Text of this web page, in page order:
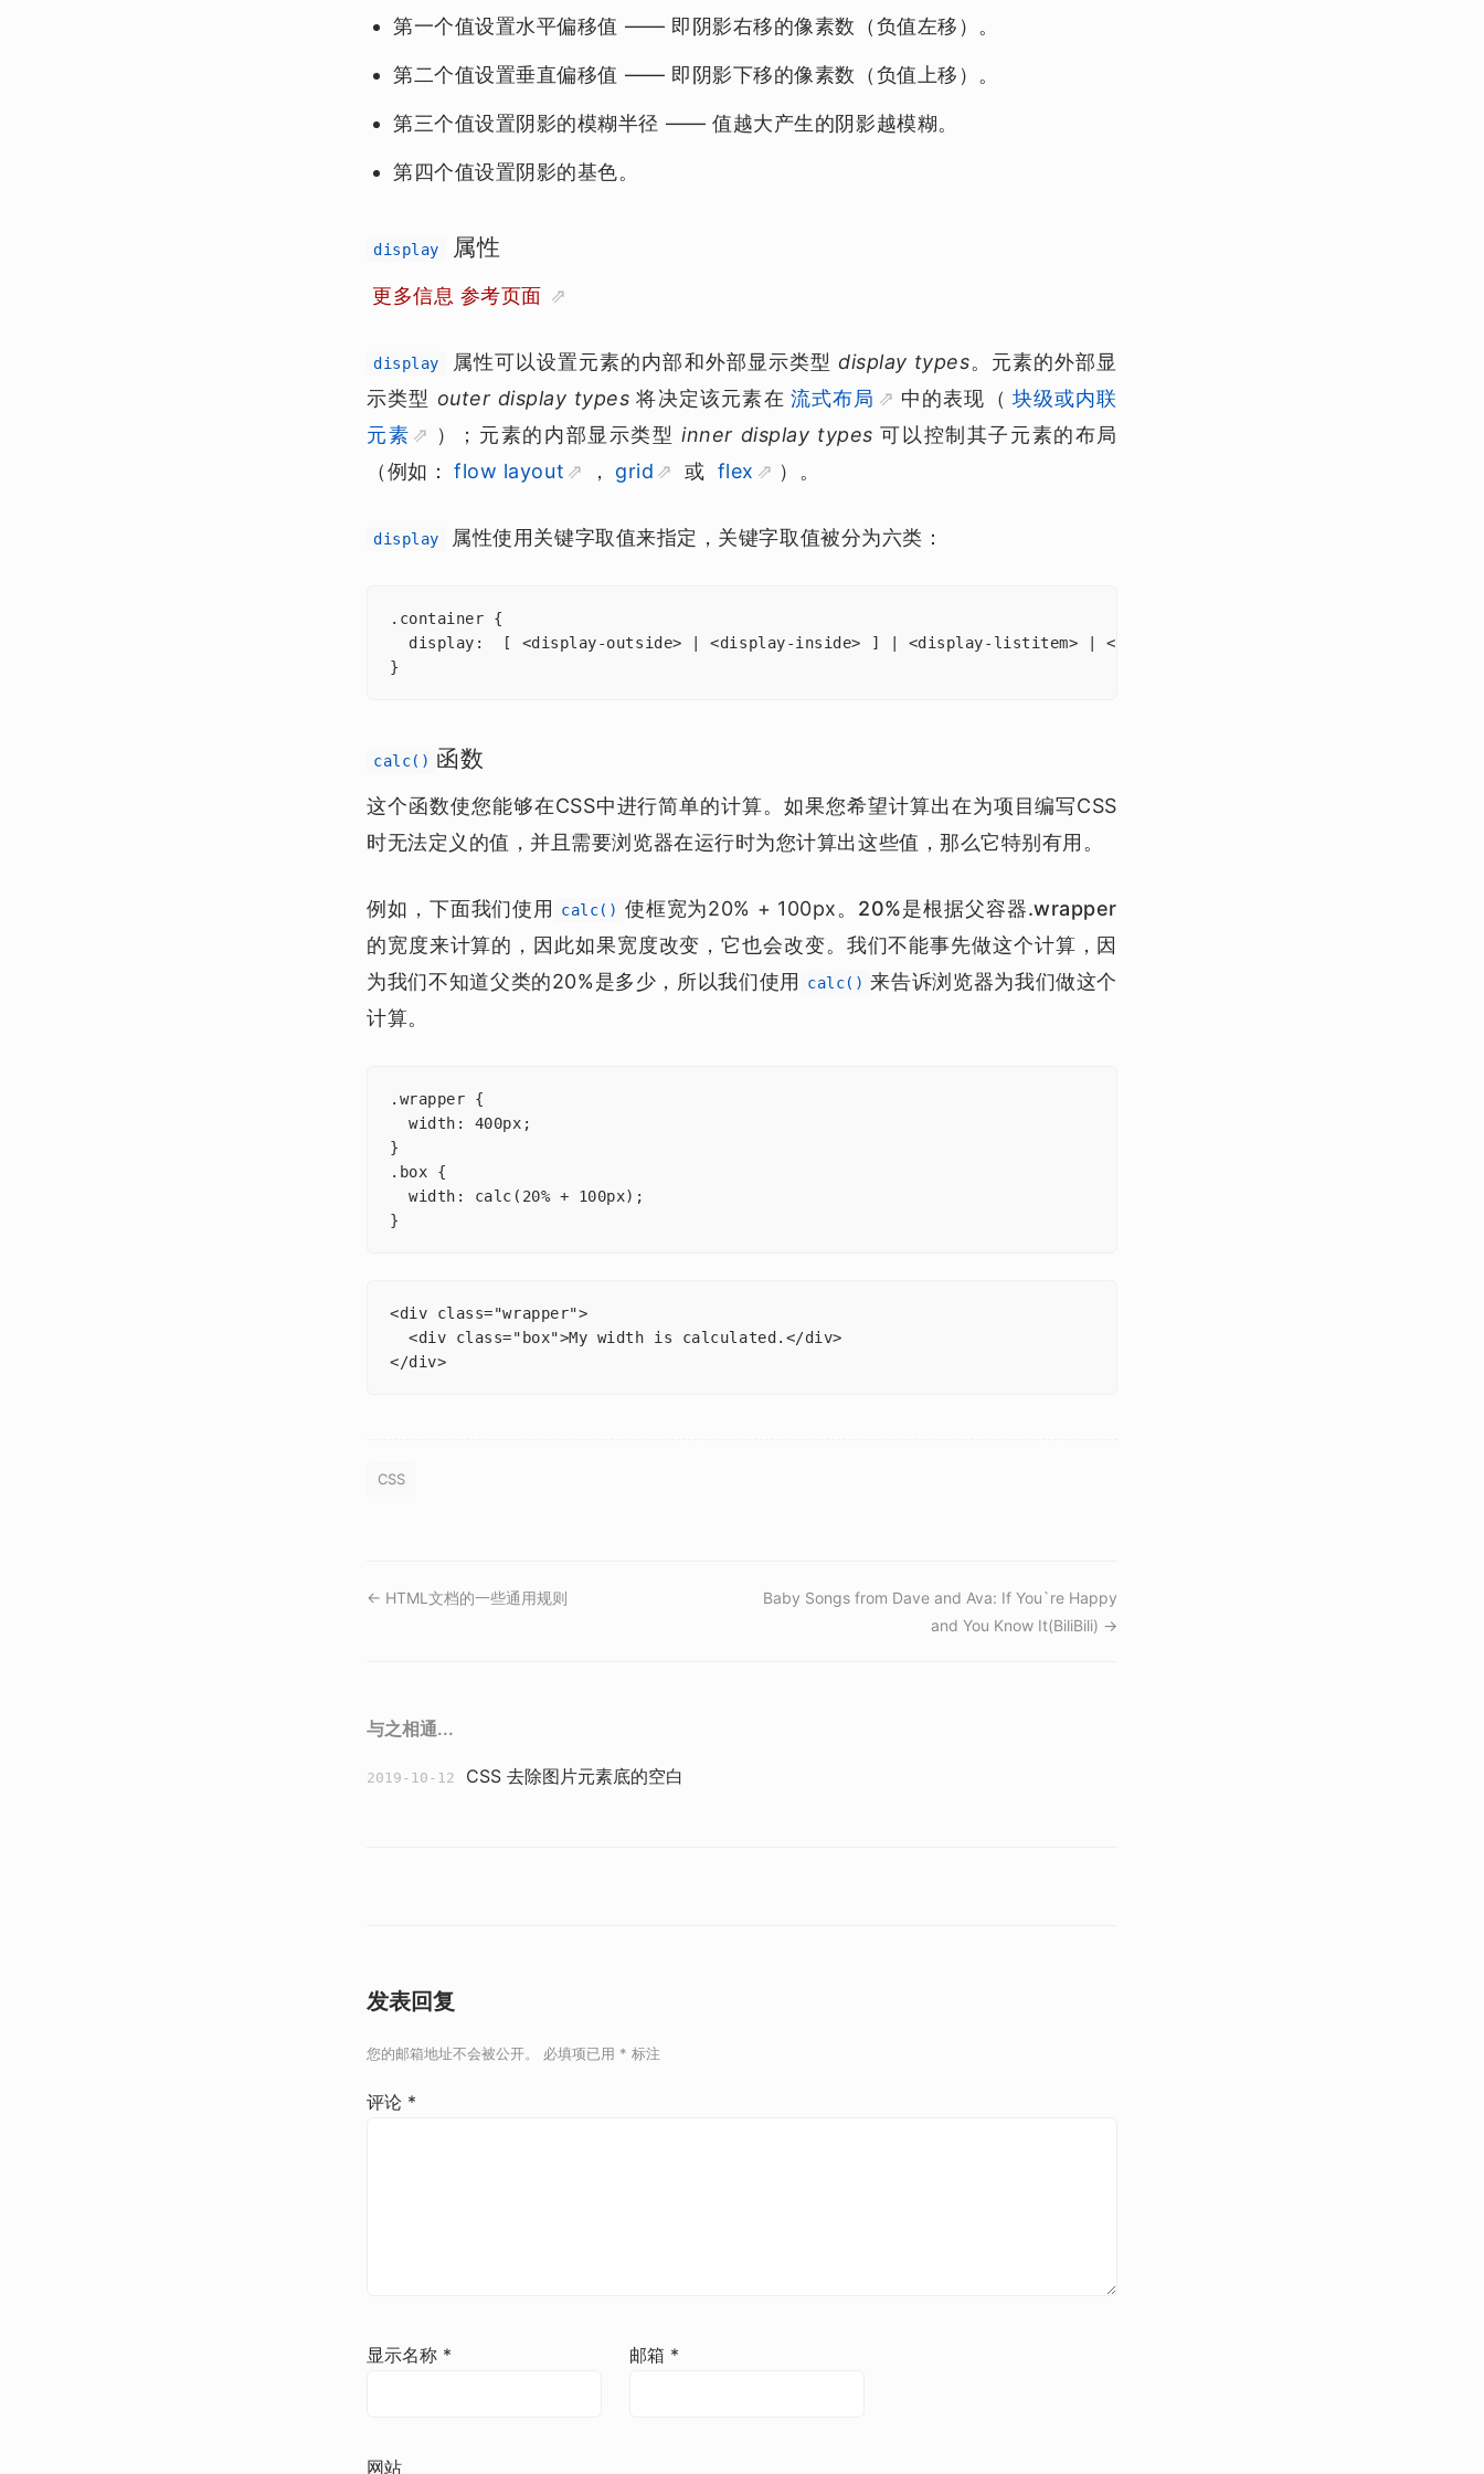
第一个值设置水平偏移值 —— 即阴影右移的像素数（负值左移）。
第二个值设置垂直偏移值 —— 即阴影下移的像素数（负值上移）。
第三个值设置阴影的模糊半径 —— 值越大产生的阴影越模糊。
第四个值设置阴影的基色。
display 属性
更多信息 参考页面
display 属性可以设置元素的内部和外部显示类型display types。元素的外部显
示类型 outer display types 将决定该元素在 流式布局 中的表现（ 块级或内联
元素
）；元素的内部显示类型inner display types 可以控制其子元素的布局
（例如：
flow layout ， grid 或 flex ）。
display 属性使用关键字取值来指定，关键字取值被分为六类：
.container {
display:  [ <display-outside> | <display-inside> ] | <display-listitem> | <display-internal> | <display-box> |
}
calc() 函数
这个函数使您能够在CSS中进行简单的计算。如果您希望计算出在为项目编写CSS
时无法定义的值，并且需要浏览器在运行时为您计算出这些值，那么它特别有用。
例如，下面我们使用 calc() 使框宽为20% + 100px。 20%是根据父容器.wrapper
的宽度来计算的，因此如果宽度改变，它也会改变。 我们不能事先做这个计算，因
为我们不知道父类的20%是多少，所以我们使用
calc() 来告诉浏览器为我们做这个
计算。
.wrapper {
  width: 400px;
}
.box {
  width: calc(20% + 100px);
}
<div class="wrapper">
  <div class="box">My width is calculated.</div>
</div>
CSS
← HTML文档的一些通用规则
Baby Songs from Dave and Ava: If You`re Happy
and You Know It(BiliBili) →
与之相通...
2019-10-12 CSS 去除图片元素底的空白
发表回复
您的邮箱地址不会被公开。 必填项已用 * 标注
评论 *
显示名称 * 邮箱 *
网站